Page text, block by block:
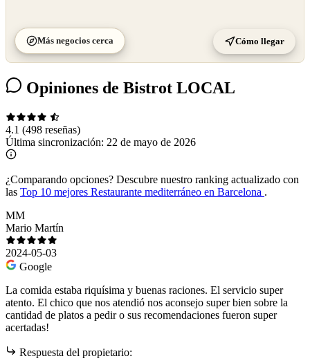
Más negocios cerca Cómo llegar
Opiniones de Bistrot LOCAL
4.1 (498 reseñas)
Última sincronización: 22 de mayo de 2026
¿Comparando opciones? Descubre nuestro ranking actualizado con
las Top 10 mejores Restaurante mediterráneo en Barcelona .
MM
Mario Martín
2024-05-03
Google
La comida estaba riquísima y buenas raciones. El servicio super
atento. El chico que nos atendió nos aconsejo super bien sobre la
cantidad de platos a pedir o sus recomendaciones fueron super
acertadas!
Respuesta del propietario: